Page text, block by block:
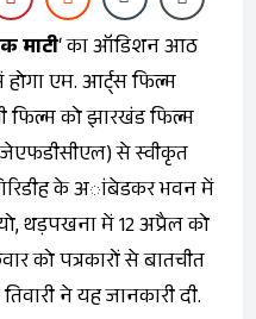
माटी‘ का ऑडिशन आठ
एम. आर्ट्स फिल्म
फिल्म को झारखंड फिल्म
से स्वीकृत
के अांबेडकर भवन में
थड़पखना में 12 अप्रैल को
को पत्रकारों से बातचीत
ने यह जानकारी दी.